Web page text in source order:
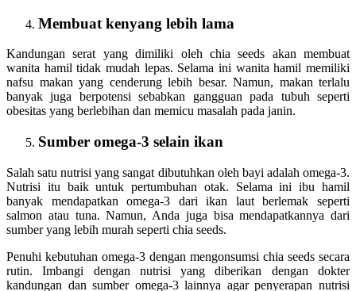
Membuat kenyang lebih lama
Kandungan serat yang dimiliki oleh chia seeds akan membuat
wanita hamil tidak mudah lepas. Selama ini wanita hamil memiliki
nafsu makan yang cenderung lebih besar. Namun, makan terlalu
banyak juga berpotensi sebabkan gangguan pada tubuh seperti
obesitas yang berlebihan dan memicu masalah pada janin.
Sumber omega-3 selain ikan
Salah satu nutrisi yang sangat dibutuhkan oleh bayi adalah omega-3.
Nutrisi itu baik untuk pertumbuhan otak. Selama ini ibu hamil
banyak mendapatkan omega-3 dari ikan laut berlemak seperti
salmon atau tuna. Namun, Anda juga bisa mendapatkannya dari
sumber yang lebih murah seperti chia seeds.
Penuhi kebutuhan omega-3 dengan mengonsumsi chia seeds secara
rutin. Imbangi dengan nutrisi yang diberikan dengan dokter
kandungan dan sumber omega-3 lainnya agar penyerapan nutrisi